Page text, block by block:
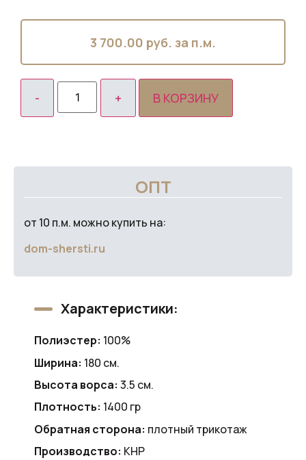
3 700.00 руб. за п.м.
В КОРЗИНУ
ОПТ
от 10 п.м. можно купить на:
dom-shersti.ru
Характеристики:
Полиэстер: 100%
Ширина: 180 см.
Высота ворса: 3.5 см.
Плотность: 1400 гр
Обратная сторона: плотный трикотаж
Производство: КНР